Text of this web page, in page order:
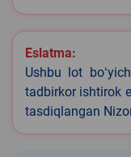
Eslatma:
Ushbu lot
tadbirkor ishtirok
tasdiqlangan